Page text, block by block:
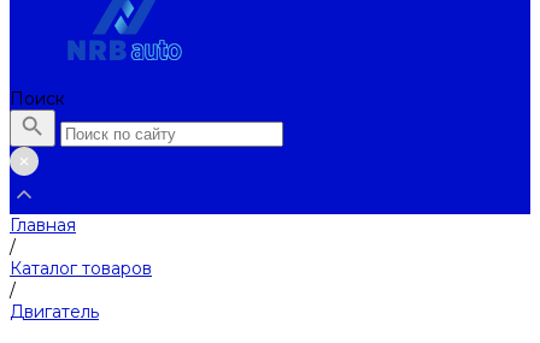
Поиск
Главная
/
Каталог товаров
/
Двигатель